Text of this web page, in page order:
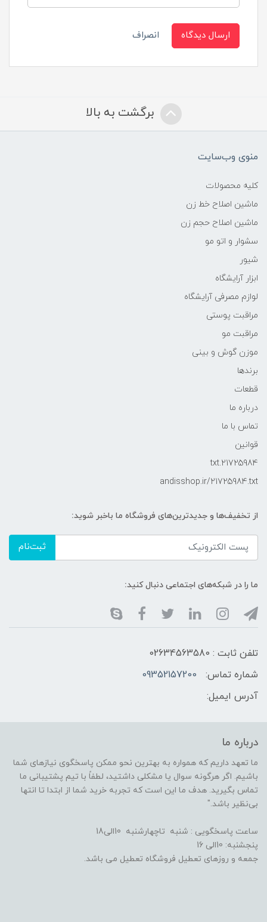
ارسال دیدگاه انصراف
برگشت به بالا
منوی وب‌سایت
کلیه محصولات
ماشین اصلاح خط زن
ماشین اصلاح حجم زن
سشوار و اتو مو
شیور
ابزار آرایشگاه
لوازم مصرفی آرایشگاه
مراقبت پوستی
مراقبت مو
موزن گوش و بینی
برندها
قطعات
درباره ما
تماس با ما
قوانین
21725984.txt
andisshop.ir/21725984.txt
از تخفیف‌ها و جدیدترین‌های فروشگاه ما باخبر شوید:
ثبت‌نام
ما را در شبکه‌های اجتماعی دنبال کنید:
تلفن ثابت : 02634563580
شماره تماس:
09352157200
آدرس ایمیل:
درباره ما
ما تعهد داریم که همواره به بهترین نحو ممکن پاسخگوی نیازهای شما
باشیم. اگر هرگونه سوال یا مشکلی داشتید، لطفاً با تیم پشتیبانی ما
تماس بگیرید. هدف ما این است که تجربه خرید شما از ابتدا تا انتها
بی‌نظیر باشد."
ساعت پاسخگویی : شنبه تاچهارشنبه 10الی18
پنجشنبه: 10الی 16
جمعه و روزهای تعطیل فروشگاه تعطیل می باشد.